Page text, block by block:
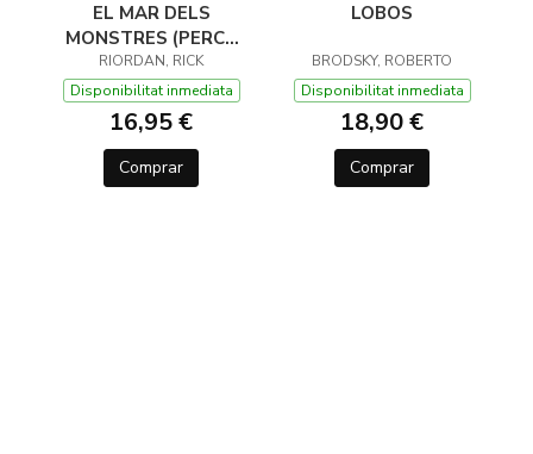
EL MAR DELS
MONSTRES (PERCY
JACKSON I ELS DÉUS
DE L'OLIMP 2)
RIORDAN, RICK
Disponibilitat inmediata
16,95 €
Comprar
LOBOS
BRODSKY, ROBERTO
Disponibilitat inmediata
18,90 €
Comprar